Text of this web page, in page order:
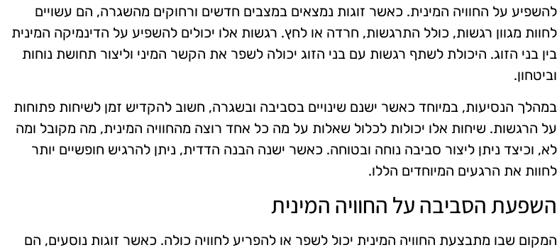
להשפיע על החוויה המינית. כאשר זוגות נמצאים במצבים חדשים ורחוקים מהשגרה, הם עשויים
לחוות מגוון רגשות, כולל התרגשות, חרדה או לחץ. רגשות אלו יכולים להשפיע על הדינמיקה המינית
בין בני הזוג. היכולת לשתף רגשות עם בני הזוג יכולה לשפר את הקשר המיני וליצור תחושת נוחות
וביטחון.
במהלך הנסיעות, במיוחד כאשר ישנם שינויים בסביבה ובשגרה, חשוב להקדיש זמן לשיחות פתוחות
על הרגשות. שיחות אלו יכולות לכלול שאלות על מה כל אחד רוצה מהחוויה המינית, מה מקובל ומה
לא, וכיצד ניתן ליצור סביבה נוחה ובטוחה. כאשר ישנה הבנה הדדית, ניתן להרגיש חופשיים יותר
לחוות את הרגעים המיוחדים הללו.
השפעת הסביבה על החוויה המינית
המקום שבו מתבצעת החוויה המינית יכול לשפר או להפריע לחוויה כולה. כאשר זוגות נוסעים, הם